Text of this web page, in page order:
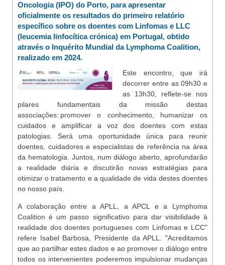
Oncologia (IPO) do Porto, para apresentar
oficialmente os resultados do primeiro relatório
específico sobre os doentes com Linfomas e LLC
(leucemia linfocítica crónica) em Portugal, obtido
através o Inquérito Mundial da Lymphoma Coalition,
realizado em 2024.
Este encontro, que irá
decorrer entre as 09h30 e
as 13h30, reflete-se nos
pilares fundamentais da missão destas
associações: promover o conhecimento, humanizar os
cuidados e amplificar a voz dos doentes com estas
patologias. Será uma oportunidade única para reunir
doentes, cuidadores e especialistas de referência na área
da hematologia. Juntos, num diálogo aberto, aprofundarão
a realidade diária e discutirão novas estratégias para
otimizar o tratamento e a qualidade de vida destes doentes
no nosso país.
A colaboração entre a APLL, a APCL e a Lymphoma
Coalition é um passo significativo para dar visibilidade à
realidade dos doentes portugueses com Linfomas e LCC"
refere Isabel Barbosa, Presidente da APLL. "Acreditamos
que ao partilhar estes dados e ao promover o diálogo entre
todos os intervenientes poderemos impulsionar mudanças